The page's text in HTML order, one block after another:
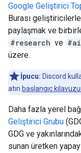
Google Geliştirici
Burası
paylaşmak ve
#research ve
üzere.
İpucu: Discord
atın başlangıç
Daha fazla yerel
Geliştirici Grubu
GDG ve
sunan üretken